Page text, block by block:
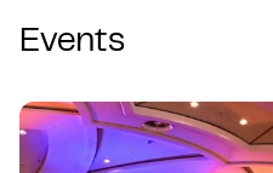
Events